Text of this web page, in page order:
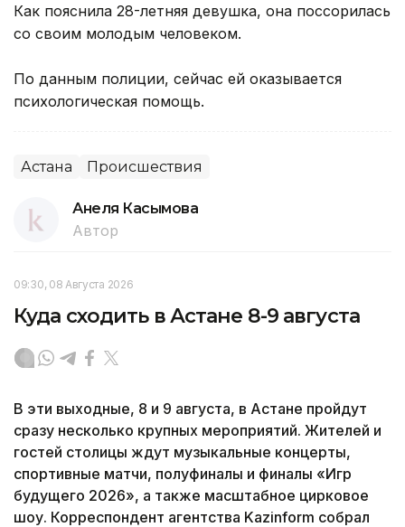
Как пояснила 28-летняя девушка, она поссорилась
со своим молодым человеком.
По данным полиции, сейчас ей оказывается
психологическая помощь.
Астана Происшествия
Анеля Касымова
Автор
09:30, 08 Августа 2026
Куда сходить в Астане 8-9 августа
В эти выходные, 8 и 9 августа, в Астане пройдут
сразу несколько крупных мероприятий. Жителей и
гостей столицы ждут музыкальные концерты,
спортивные матчи, полуфиналы и финалы «Игр
будущего 2026», а также масштабное цирковое
шоу. Корреспондент агентства Kazinform собрал